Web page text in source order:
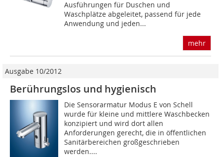
Ausführungen für Duschen und
Waschplätze abgeleitet, passend für jede
Anwendung und jeden...
mehr
Ausgabe 10/2012
Berührungslos und hygienisch
Die Sensorarmatur Modus E von Schell
wurde für kleine und mittlere Waschbecken
konzipiert und wird dort allen
Anforderungen gerecht, die in öffentlichen
Sanitärbereichen großgeschrieben
werden....